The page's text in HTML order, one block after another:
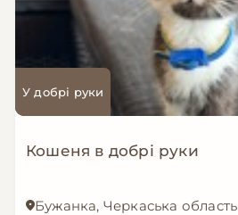
У добрі руки
Кошеня в добрі руки
Бужанка, Черкаська область